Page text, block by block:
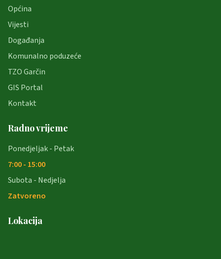
Općina
Vijesti
Događanja
Komunalno poduzeće
TZO Garčin
GIS Portal
Kontakt
Radno vrijeme
Ponedjeljak - Petak
7:00 - 15:00
Subota - Nedjelja
Zatvoreno
Lokacija